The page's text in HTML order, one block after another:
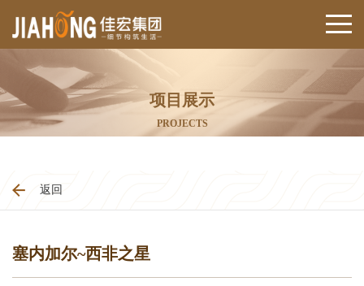
项目展示
PROJECTS
返回
塞内加尔~西非之星